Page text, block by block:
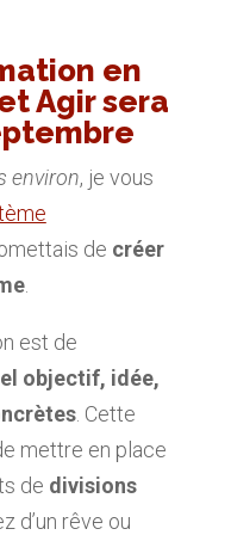
en
Agir sera
environ, je vous
de créer
.
est de
objectif, idée,
. Cette
mettre en place
de divisions
d’un rêve ou